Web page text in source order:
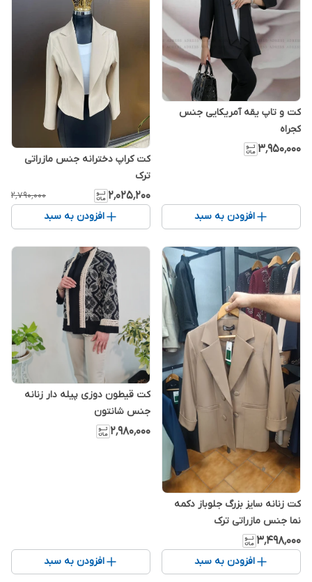
کت و تاپ یقه آمریکایی جنس
کجراه
۳٬۹۵۰٬۰۰۰
افزودن به سبد
کت کراپ دخترانه جنس مازراتی
ترک
۲٬۰۲۵٬۲۰۰ ۲٬۷۹۰٬۰۰۰
افزودن به سبد
کت زنانه سایز بزرگ جلوباز دکمه
نما جنس مازراتی ترک
۳٬۴۹۸٬۰۰۰
افزودن به سبد
کت قیطون دوزی پیله دار زنانه
جنس شانتون
۲٬۹۸۰٬۰۰۰
افزودن به سبد